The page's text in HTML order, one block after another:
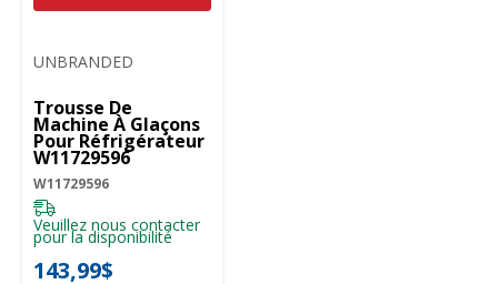
UNBRANDED
Trousse De
Machine À Glaçons
Pour Réfrigérateur
W11729596
W11729596
Veuillez nous contacter
pour la disponibilité
143,99$